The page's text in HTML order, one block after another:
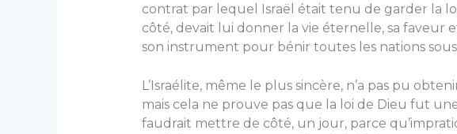
contrat par lequel Israël était tenu de garder la
côté, devait lui donner la vie éternelle, sa faveur
son instrument pour bénir toutes les nations
L’Israélite, même le plus sincère, n’a pas pu
mais cela ne prouve pas que la loi de Dieu fut
faudrait mettre de côté, un jour, parce